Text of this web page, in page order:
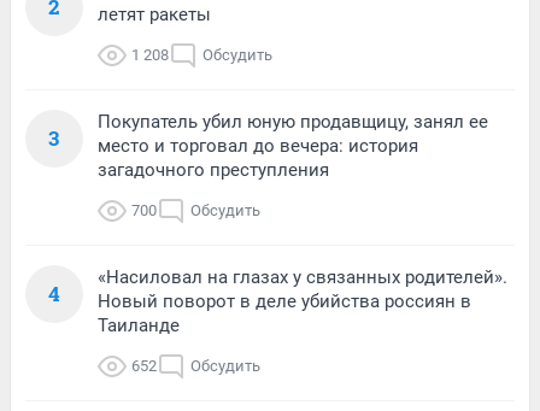
2
летят ракеты
1 208 Обсудить
3
Покупатель убил юную продавщицу, занял ее
место и торговал до вечера: история
загадочного преступления
700 Обсудить
4
«Насиловал на глазах у связанных родителей».
Новый поворот в деле убийства россиян в
Таиланде
652 Обсудить